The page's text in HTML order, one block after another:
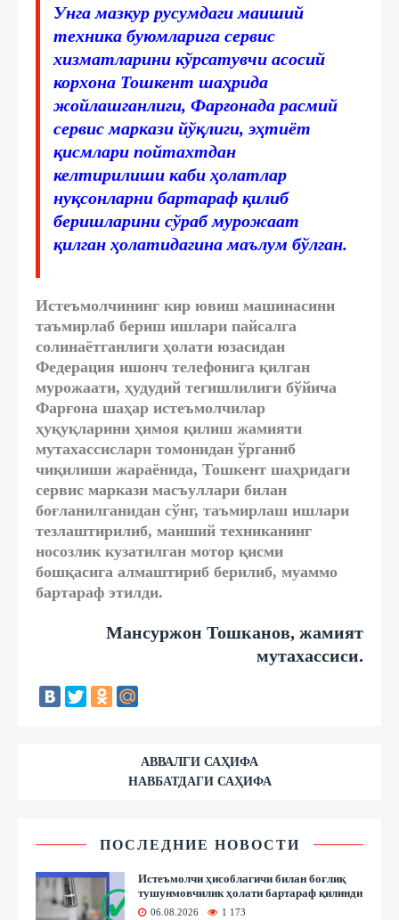
Унга мазкур русумдаги маиший
техника буюмларига сервис
хизматларини кўрсатувчи асосий
корхона Тошкент шаҳрида
жойлашганлиги, Фарғонада расмий
сервис маркази йўқлиги, эҳтиёт
қисмлари пойтахтдан
келтирилиши каби ҳолатлар
нуқсонларни бартараф қилиб
беришларини сўраб мурожаат
қилган ҳолатидагина маълум бўлган.
Истеъмолчининг кир ювиш машинасини
таъмирлаб бериш ишлари пайсалга
солинаётганлиги ҳолати юзасидан
Федерация ишонч телефонига қилган
мурожаати, ҳудудий тегишлилиги бўйича
Фарғона шаҳар истеъмолчилар
ҳуқуқларини ҳимоя қилиш жамияти
мутахассислари томонидан ўрганиб
чиқилиши жараёнида, Тошкент шаҳридаги
сервис маркази масъуллари билан
боғланилганидан сўнг, таъмирлаш ишлари
тезлаштирилиб, маиший техниканинг
носозлик кузатилган мотор қисми
бошқасига алмаштириб берилиб, муаммо
бартараф этилди.
Мансуржон Тошканов, жамият
мутахассиси.
АВВАЛГИ САҲИФА
НАВБАТДАГИ САҲИФА
ПОСЛЕДНИЕ НОВОСТИ
Истеъмолчи ҳисоблагичи билан боғлиқ
тушунмовчилик ҳолати бартараф қилинди
06.08.2026 1 173